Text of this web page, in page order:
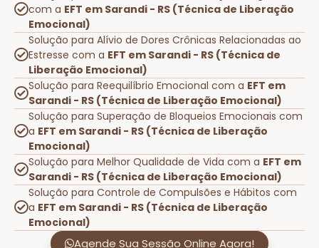
com a EFT em Sarandi - RS (Técnica de Liberação
Emocional)
Solução para Alívio de Dores Crônicas Relacionadas ao
Estresse com a EFT em Sarandi - RS (Técnica de
Liberação Emocional)
Solução para Reequilíbrio Emocional com a EFT em
Sarandi - RS (Técnica de Liberação Emocional)
Solução para Superação de Bloqueios Emocionais com
a EFT em Sarandi - RS (Técnica de Liberação
Emocional)
Solução para Melhor Qualidade de Vida com a EFT em
Sarandi - RS (Técnica de Liberação Emocional)
Solução para Controle de Compulsões e Hábitos com
a EFT em Sarandi - RS (Técnica de Liberação
Emocional)
Agende Sua Sessão Online Agora!